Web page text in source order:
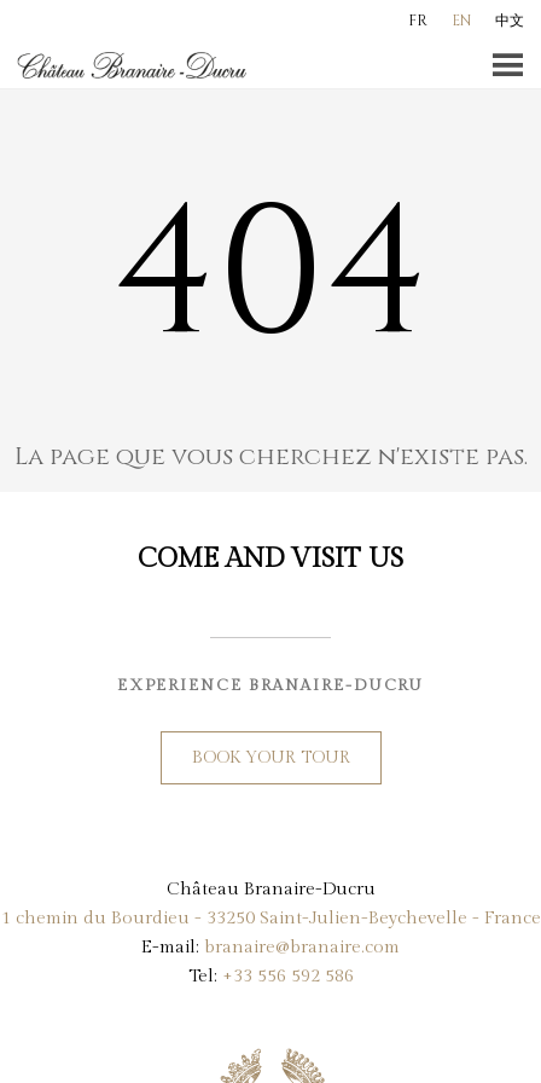
content
FR EN 中文
404
La page que vous cherchez n'existe pas.
COME AND VISIT US
EXPERIENCE BRANAIRE-DUCRU
BOOK YOUR TOUR
Château Branaire-Ducru
1 chemin du Bourdieu - 33250 Saint-Julien-Beychevelle - France
E-mail: branaire@branaire.com
Tel: +33 556 592 586